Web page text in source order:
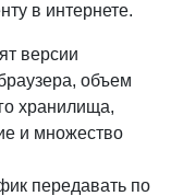
в интернете.
версии
объем
хранилища,
и множество
передавать по